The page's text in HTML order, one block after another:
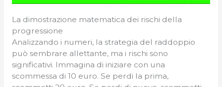
La dimostrazione matematica dei rischi della
progressione
Analizzando i numeri, la strategia del raddoppio
può sembrare allettante, ma i rischi sono
significativi. Immagina di iniziare con una
scommessa di 10 euro. Se perdi la prima,